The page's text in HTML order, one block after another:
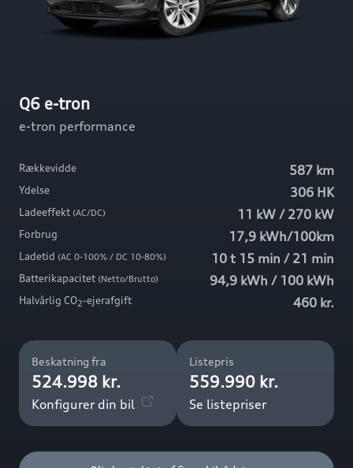
Q6 e-tron
e-tron performance
587 km
Rækkevidde
306 HK
Ydelse
11 kW / 270 kW
Ladeeffekt (AC/DC)
17,9 kWh/100km
Forbrug
10 t 15 min / 21 min
Ladetid (AC 0-100% / DC 10-80%)
94,9 kWh / 100 kWh
Batterikapacitet (Netto/Brutto)
460 kr.
Halvårlig CO2-ejerafgift
Beskatning fra
524.998 kr.
Konfigurer din bil
Listepris
559.990 kr.
Se listepriser